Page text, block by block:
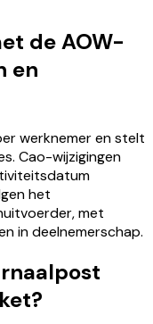
de AOW-
en
werknemer en stelt
Cao-wijzigingen
het
met
in deelnemerschap.